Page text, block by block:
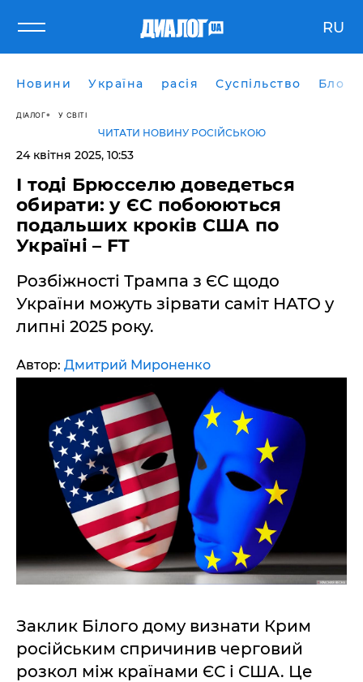
RU
Новини Україна расія Суспільство Блоги
ДІАЛОГ У СВІТІ
ЧИТАТИ НОВИНУ РОСІЙСЬКОЮ
24 квітня 2025, 10:53
І тоді Брюсселю доведеться
обирати: у ЄС побоюються
подальших кроків США по
Україні – FT
Розбіжності Трампа з ЄС щодо
України можуть зірвати саміт НАТО у
липні 2025 року.
Автор: Дмитрий Мироненко
Заклик Білого дому визнати Крим
російським спричинив черговий
розкол між країнами ЄС і США. Це